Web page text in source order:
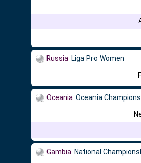
Russia Liga Pro Women
Oceania Oceania
Gambia National